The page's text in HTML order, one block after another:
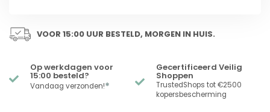
VOOR 15:00 UUR BESTELD, MORGEN IN HUIS.
Op werkdagen voor
15:00 besteld?
Vandaag verzonden!*
Gecertificeerd Veilig
Shoppen
TrustedShops tot €2500
kopersbescherming